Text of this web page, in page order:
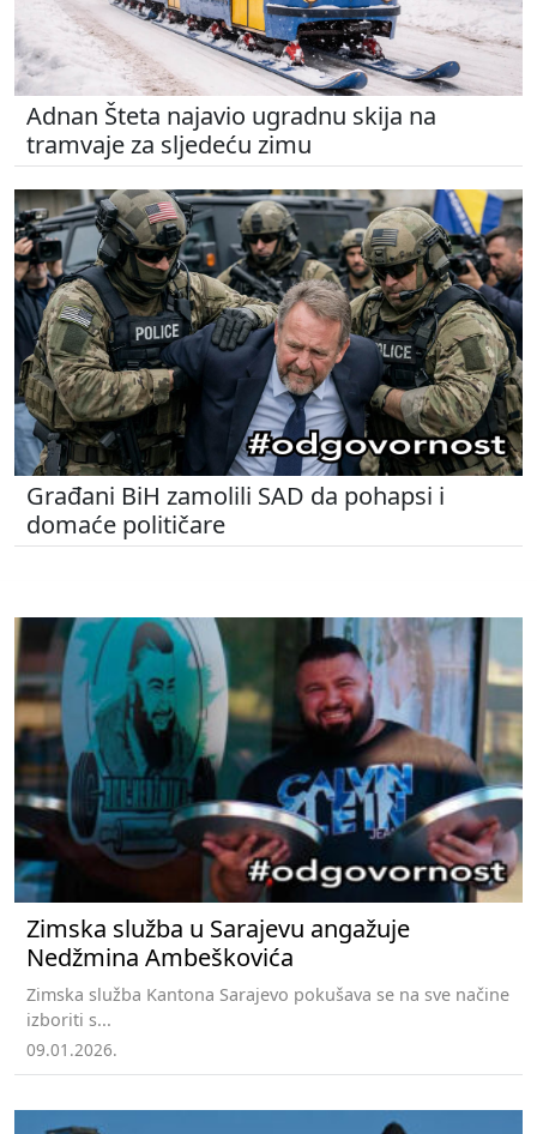
Adnan Šteta najavio ugradnu skija na
tramvaje za sljedeću zimu
Građani BiH zamolili SAD da pohapsi i
domaće političare
Zimska služba u Sarajevu angažuje
Nedžmina Ambeškovića
Zimska služba Kantona Sarajevo pokušava se na sve načine
izboriti s...
09.01.2026.